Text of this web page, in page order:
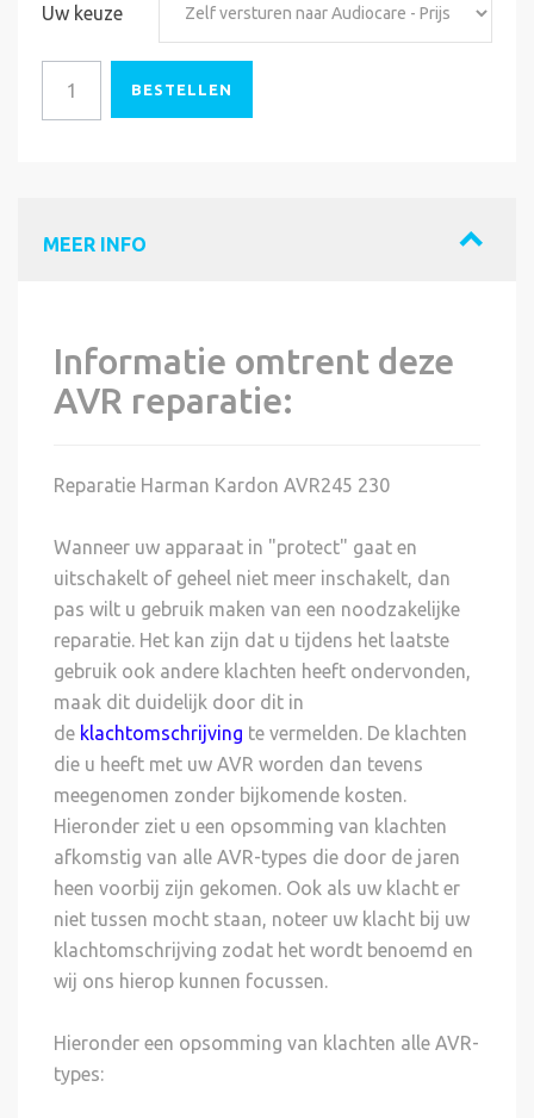
Uw keuze
BESTELLEN
MEER INFO
Informatie omtrent deze
AVR reparatie:
Reparatie Harman Kardon AVR245 230
Wanneer uw apparaat in "protect" gaat en
uitschakelt of geheel niet meer inschakelt, dan
pas wilt u gebruik maken van een noodzakelijke
reparatie. Het kan zijn dat u tijdens het laatste
gebruik ook andere klachten heeft ondervonden,
maak dit duidelijk door dit in
de klachtomschrijving te vermelden. De klachten
die u heeft met uw AVR worden dan tevens
meegenomen zonder bijkomende kosten.
Hieronder ziet u een opsomming van klachten
afkomstig van alle AVR-types die door de jaren
heen voorbij zijn gekomen. Ook als uw klacht er
niet tussen mocht staan, noteer uw klacht bij uw
klachtomschrijving zodat het wordt benoemd en
wij ons hierop kunnen focussen.
Hieronder een opsomming van klachten alle AVR-
types: